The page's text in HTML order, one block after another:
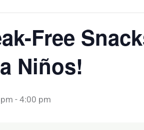
Free
Niños!
- 4:00 pm